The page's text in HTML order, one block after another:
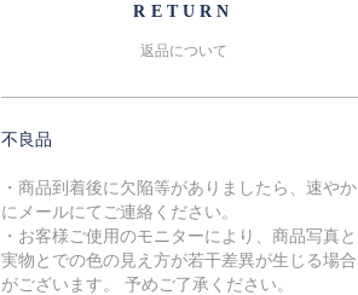
RETURN
返品について
不良品
・商品到着後に欠陥等がありましたら、速やか
にメールにてご連絡ください。
・お客様ご使用のモニターにより、商品写真と
実物とでの色の見え方が若干差異が生じる場合
がございます。 予めご了承ください。